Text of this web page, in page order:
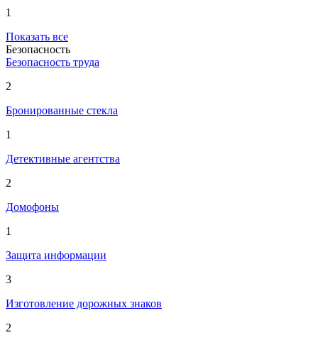
1
Показать все
Безопасность
Безопасность труда
2
Бронированные стекла
1
Детективные агентства
2
Домофоны
1
Защита информации
3
Изготовление дорожных знаков
2